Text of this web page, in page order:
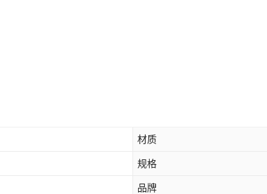
材质
规格
品牌